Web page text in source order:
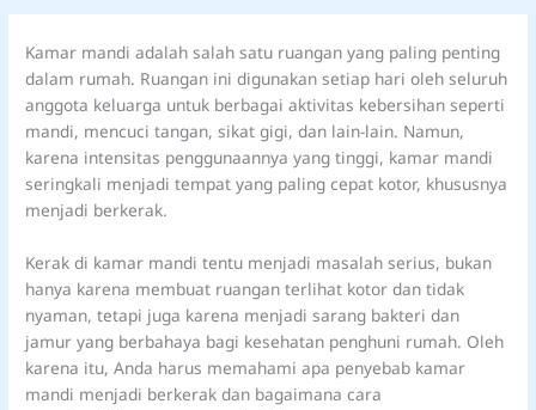
Kamar mandi adalah salah satu ruangan yang paling penting
dalam rumah. Ruangan ini digunakan setiap hari oleh seluruh
anggota keluarga untuk berbagai aktivitas kebersihan seperti
mandi, mencuci tangan, sikat gigi, dan lain-lain. Namun,
karena intensitas penggunaannya yang tinggi, kamar mandi
seringkali menjadi tempat yang paling cepat kotor, khususnya
menjadi berkerak.
Kerak di kamar mandi tentu menjadi masalah serius, bukan
hanya karena membuat ruangan terlihat kotor dan tidak
nyaman, tetapi juga karena menjadi sarang bakteri dan
jamur yang berbahaya bagi kesehatan penghuni rumah. Oleh
karena itu, Anda harus memahami apa penyebab kamar
mandi menjadi berkerak dan bagaimana cara